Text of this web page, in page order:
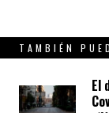
TAMBIÉN
El